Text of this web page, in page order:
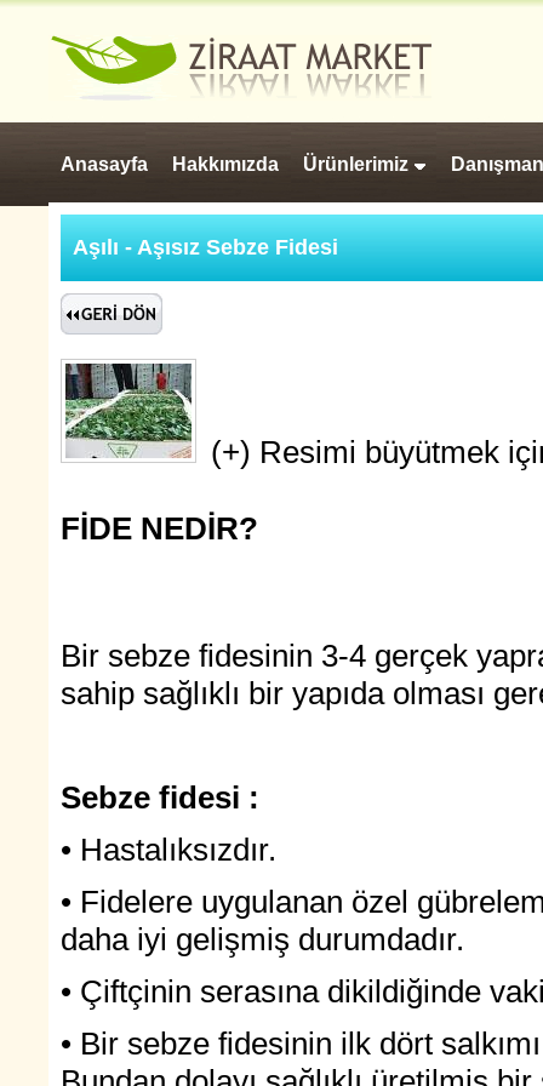
Anasayfa Hakkımızda Ürünlerimiz
Aşılı - Aşısız Sebze Fidesi
(+) Resimi büyütmek
FİDE NEDİR?
Bir sebze fidesinin 3-4 gerçek
sahip sağlıklı bir yapıda olması
Sebze fidesi :
• Hastalıksızdır.
• Fidelere uygulanan özel
daha iyi gelişmiş durumdadır.
• Çiftçinin serasına dikildiğinde
• Bir sebze fidesinin ilk dört